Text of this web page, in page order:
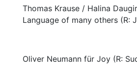
Thomas Krause / Halina
Language of many others (R:
Oliver Neumann für Joy (R: